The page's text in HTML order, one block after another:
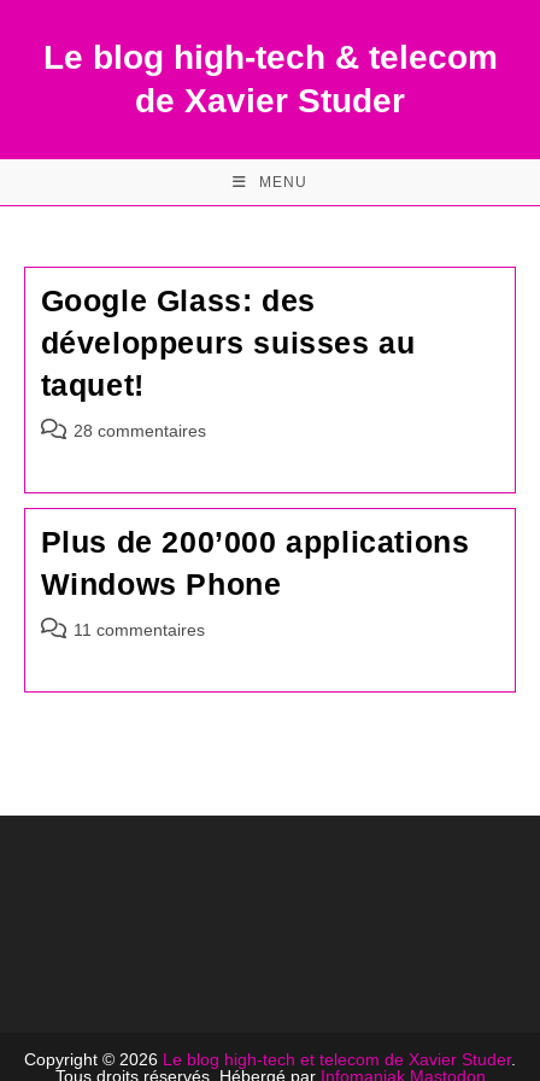
contentLe blog high-tech & telecom
de Xavier Studer
MENU
Google Glass: des
développeurs suisses au
taquet!
Commentaires
publication :
28 commentaires
Plus de 200’000 applications
Windows Phone
Commentaires
11 commentaires
Copyright © 2026 Le blog high-tech et telecom de Xavier Studer.
Tous droits réservés. Hébergé par Infomaniak Mastodon